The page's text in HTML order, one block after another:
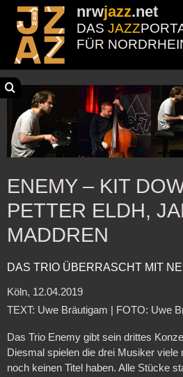
nrwjazz.net
DAS JAZZ
FÜR
ENEMY – KIT
PETTER ELDH,
MADDREN
DAS TRIO ÜBERRASCHT MIT
Köln, 12.04.2019
TEXT: Uwe Bräutigam | FOTO: Uwe
Das Trio Enemy gibt sein drittes
Diesmal spielen die drei Musiker viele
noch keinen Titel haben. Alle Stücke